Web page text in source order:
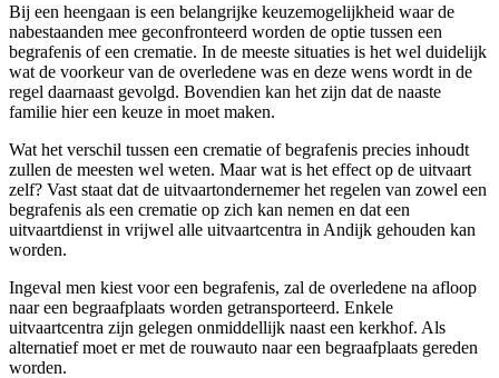
Bij een heengaan is een belangrijke keuzemogelijkheid waar de
nabestaanden mee geconfronteerd worden de optie tussen een
begrafenis of een crematie. In de meeste situaties is het wel duidelijk
wat de voorkeur van de overledene was en deze wens wordt in de
regel daarnaast gevolgd. Bovendien kan het zijn dat de naaste
familie hier een keuze in moet maken.
Wat het verschil tussen een crematie of begrafenis precies inhoudt
zullen de meesten wel weten. Maar wat is het effect op de uitvaart
zelf? Vast staat dat de uitvaartondernemer het regelen van zowel een
begrafenis als een crematie op zich kan nemen en dat een
uitvaartdienst in vrijwel alle uitvaartcentra in Andijk gehouden kan
worden.
Ingeval men kiest voor een begrafenis, zal de overledene na afloop
naar een begraafplaats worden getransporteerd. Enkele
uitvaartcentra zijn gelegen onmiddellijk naast een kerkhof. Als
alternatief moet er met de rouwauto naar een begraafplaats gereden
worden.